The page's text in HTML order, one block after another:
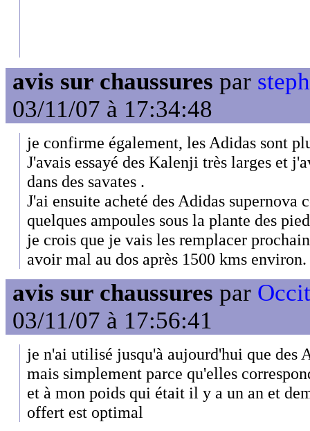
avis sur chaussures par
03/11/07 à 17:34:48
je confirme également, les Adidas sont
J'avais essayé des Kalenji très larges et
dans des savates .
J'ai ensuite acheté des Adidas supernova
quelques ampoules sous la plante des
je crois que je vais les remplacer
avoir mal au dos après 1500 kms environ.
avis sur chaussures par
03/11/07 à 17:56:41
je n'ai utilisé jusqu'à aujourd'hui que des
mais simplement parce qu'elles
et à mon poids qui était il y a un an et
offert est optimal